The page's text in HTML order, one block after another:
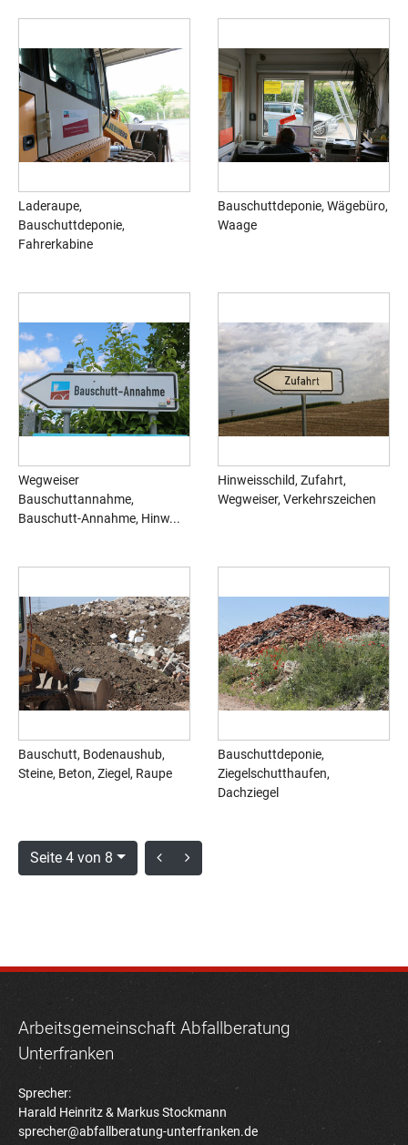
Laderaupe,
Bauschuttdeponie,
Fahrerkabine
Bauschuttdeponie, Wägebüro,
Waage
Wegweiser
Bauschuttannahme,
Bauschutt-Annahme, Hinw...
Hinweisschild, Zufahrt,
Wegweiser, Verkehrszeichen
Bauschutt, Bodenaushub,
Steine, Beton, Ziegel, Raupe
Bauschuttdeponie,
Ziegelschutthaufen,
Dachziegel
Seite 4 von 8
Arbeitsgemeinschaft Abfallberatung
Unterfranken
Sprecher:
Harald Heinritz & Markus Stockmann
sprecher@abfallberatung-unterfranken.de